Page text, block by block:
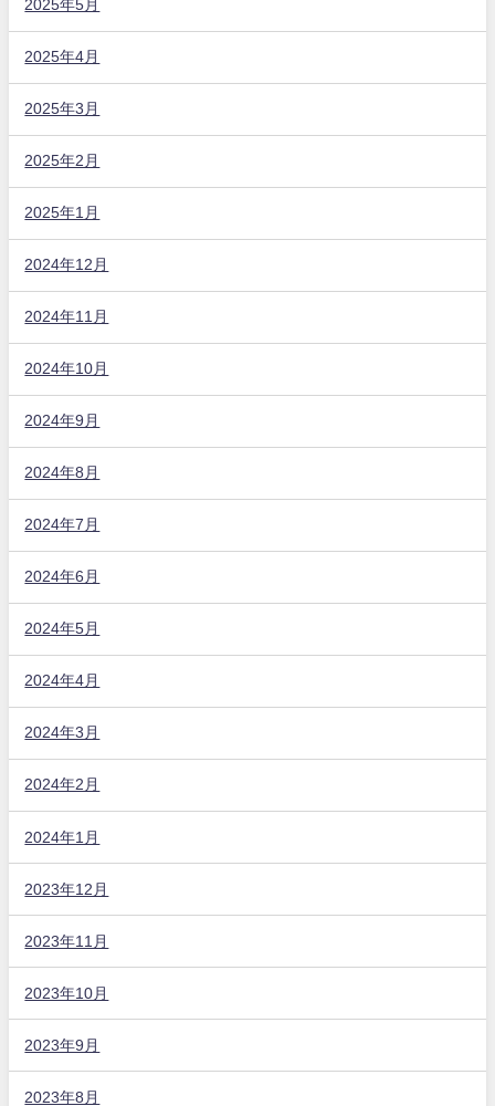
2025年5月
2025年4月
2025年3月
2025年2月
2025年1月
2024年12月
2024年11月
2024年10月
2024年9月
2024年8月
2024年7月
2024年6月
2024年5月
2024年4月
2024年3月
2024年2月
2024年1月
2023年12月
2023年11月
2023年10月
2023年9月
2023年8月